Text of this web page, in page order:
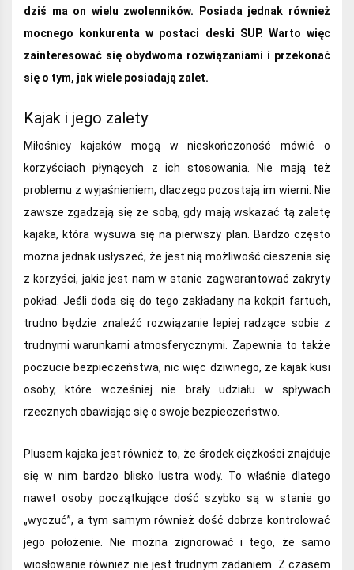
dziś ma on wielu zwolenników. Posiada jednak również
mocnego konkurenta w postaci deski SUP. Warto więc
zainteresować się obydwoma rozwiązaniami i przekonać
się o tym, jak wiele posiadają zalet.
Kajak i jego zalety
Miłośnicy kajaków mogą w nieskończoność mówić o
korzyściach płynących z ich stosowania. Nie mają też
problemu z wyjaśnieniem, dlaczego pozostają im wierni. Nie
zawsze zgadzają się ze sobą, gdy mają wskazać tą zaletę
kajaka, która wysuwa się na pierwszy plan. Bardzo często
można jednak usłyszeć, że jest nią możliwość cieszenia się
z korzyści, jakie jest nam w stanie zagwarantować zakryty
pokład. Jeśli doda się do tego zakładany na kokpit fartuch,
trudno będzie znaleźć rozwiązanie lepiej radzące sobie z
trudnymi warunkami atmosferycznymi. Zapewnia to także
poczucie bezpieczeństwa, nic więc dziwnego, że kajak kusi
osoby, które wcześniej nie brały udziału w spływach
rzecznych obawiając się o swoje bezpieczeństwo.
Plusem kajaka jest również to, że środek ciężkości znajduje
się w nim bardzo blisko lustra wody. To właśnie dlatego
nawet osoby początkujące dość szybko są w stanie go
„wyczuć”, a tym samym również dość dobrze kontrolować
jego położenie. Nie można zignorować i tego, że samo
wiosłowanie również nie jest trudnym zadaniem. Z czasem